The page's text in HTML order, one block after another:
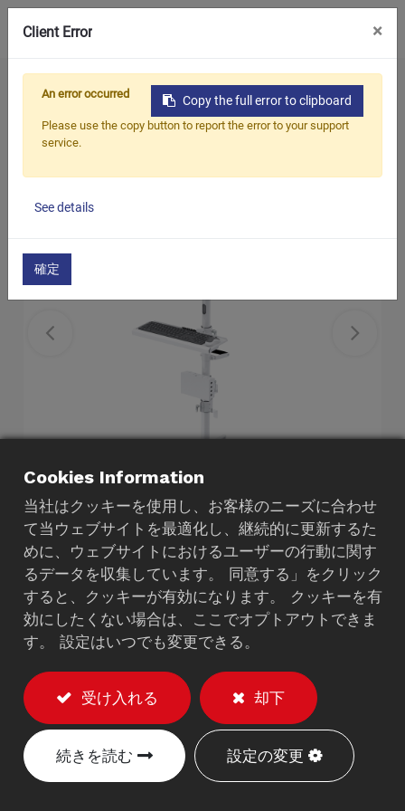
ホーム 製品
モバイルコンピューティングカート
テレヘルス モバイル カート
テレヘルス モバイル カー
ト
#9120A
説明
耐荷重：最大20kg（モニターの耐荷重：最大
10kg）。
VESA 75/100mmに対応。
Cookies Information
当社はクッキーを使用し、お客様のニーズに合わせ
て当ウェブサイトを最適化し、継続的に更新するた
めに、ウェブサイトにおけるユーザーの行動に関す
るデータを収集しています。 同意する」をクリック
すると、クッキーが有効になります。 クッキーを有
効にしたくない場合は、ここでオプトアウトできま
す。 設定はいつでも変更できる。
受け入れる 却下
続きを読む 設定の変更
Client Error ×
Copy the full error to clipboard
An error occurred
Please use the copy button to report the error to your support
service.
See details
確定